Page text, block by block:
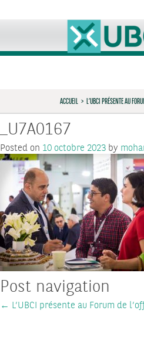
ACCUEIL > L’UBCI PRÉSENTE AU
_U7A0167
Posted on 10 octobre 2023 by
Post navigation
← L’UBCI présente au Forum de